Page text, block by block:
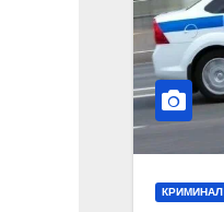
КРИМИНАЛ